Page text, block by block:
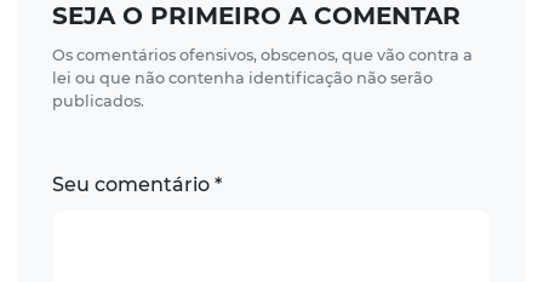
SEJA O PRIMEIRO A COMENTAR
Os comentários ofensivos, obscenos, que vão contra a
lei ou que não contenha identificação não serão
publicados.
Seu comentário *